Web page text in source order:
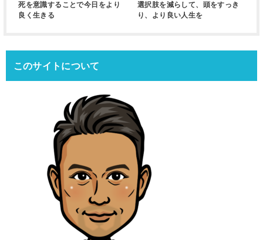
死を意識することで今日をより
良く生きる
選択肢を減らして、頭をすっき
り、より良い人生を
このサイトについて